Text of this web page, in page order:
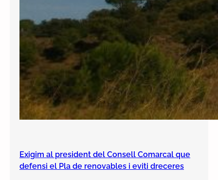
Exigim al president del Consell Comarcal que
defensi el Pla de renovables i eviti dreceres